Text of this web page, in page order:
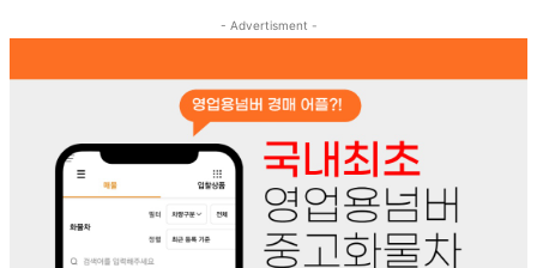
- Advertisment -